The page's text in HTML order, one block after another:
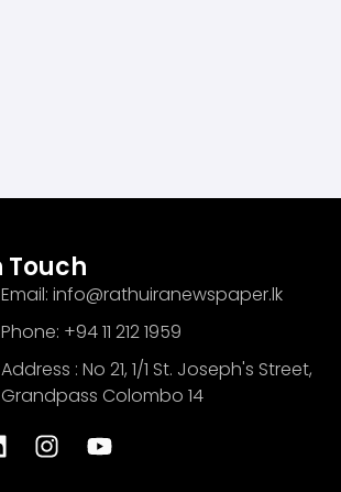
Touch
Email: info@rathuiranewspaper.lk
Phone: +94 11 212 1959
Address : No 21, 1/1 St. Joseph's Street,
Grandpass Colombo 14